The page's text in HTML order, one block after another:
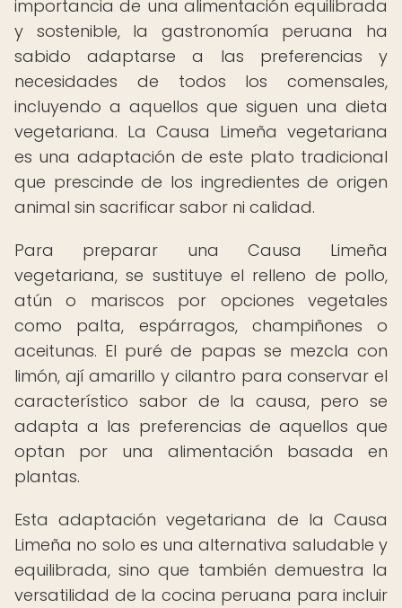
importancia de una alimentación equilibrada
y sostenible, la gastronomía peruana ha
sabido adaptarse a las preferencias y
necesidades de todos los comensales,
incluyendo a aquellos que siguen una dieta
vegetariana. La Causa Limeña vegetariana
es una adaptación de este plato tradicional
que prescinde de los ingredientes de origen
animal sin sacrificar sabor ni calidad.
Para preparar una Causa Limeña
vegetariana, se sustituye el relleno de pollo,
atún o mariscos por opciones vegetales
como palta, espárragos, champiñones o
aceitunas. El puré de papas se mezcla con
limón, ají amarillo y cilantro para conservar el
característico sabor de la causa, pero se
adapta a las preferencias de aquellos que
optan por una alimentación basada en
plantas.
Esta adaptación vegetariana de la Causa
Limeña no solo es una alternativa saludable y
equilibrada, sino que también demuestra la
versatilidad de la cocina peruana para incluir